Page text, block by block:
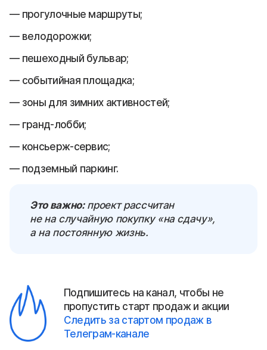
прогулочные маршруты;
велодорожки;
пешеходный бульвар;
событийная площадка;
зоны для зимних активностей;
гранд-лобби;
консьерж-сервис;
подземный паркинг.
Это важно:проект рассчитан
не на случайную покупку «на сдачу»,
а на постоянную жизнь.
Подпишитесь на канал, чтобы не
пропустить старт продаж и акции
Следить за стартом продаж в
Телеграм-канале